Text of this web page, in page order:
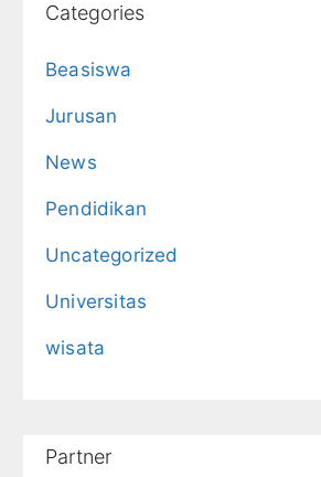
Categories
Beasiswa
Jurusan
News
Pendidikan
Uncategorized
Universitas
wisata
Partner